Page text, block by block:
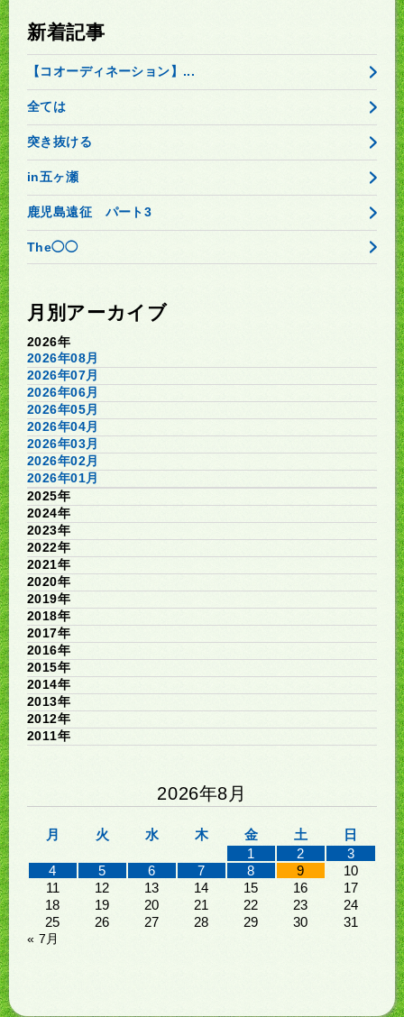
新着記事
【コオーディネーション】...
全ては
突き抜ける
in五ヶ瀬
鹿児島遠征 パート3
The◯◯
月別アーカイブ
2026年
2026年08月
2026年07月
2026年06月
2026年05月
2026年04月
2026年03月
2026年02月
2026年01月
2025年
2024年
2023年
2022年
2021年
2020年
2019年
2018年
2017年
2016年
2015年
2014年
2013年
2012年
2011年
2026年8月
月 火 水 木 金 土
日
1
2
3
4
5 6 7 8 9
10
11
12 13 14 15 16
17
18
19 20 21 22 23
24
25
26 27 28 29 30 31
« 7月